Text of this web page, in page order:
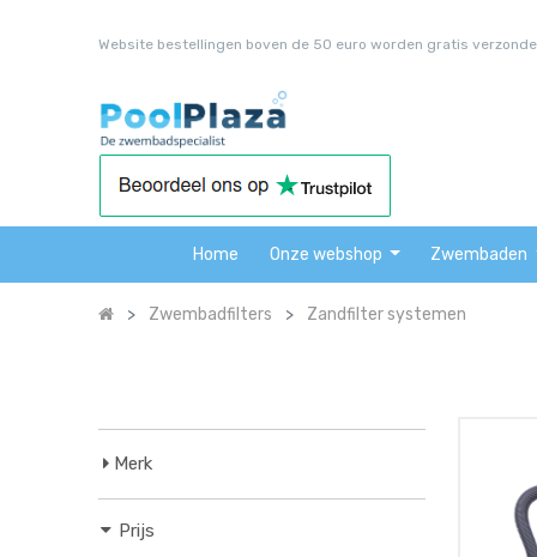
Website bestellingen boven de 50 euro worden gratis
Home Onze webshop Zwembaden
Zwembadfilters Zandfilter systemen
Merk
Prijs